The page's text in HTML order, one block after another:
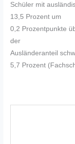
Schüler mit
13,5 Prozent um
0,2 Prozentpunkte
der
Ausländeranteil
5,7 Prozent